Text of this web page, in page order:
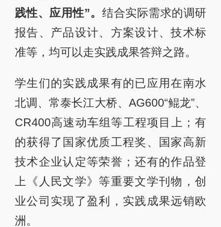
践性、应用性”。 结合实际需求的调研
报告、产品设计、方案设计、技术标
准等，均可以走实践成果答辩之路。
学生们的实践成果有的已应用在南水
北调、常泰长江大桥、AG600“鲲龙”、
CR400高速动车组等工程项目上；有
的获得了国家优质工程奖、国家高新
技术企业认定等荣誉；还有的作品登
上《人民文学》等重要文学刊物，创
业公司实现了盈利，实践成果远销欧
洲。